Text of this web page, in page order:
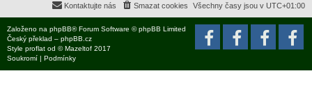
Všechny časy jsou v UTC+01:00
Smazat cookies
Kontaktujte nás
Založeno na phpBB® Forum Software © phpBB Limited
Český překlad – phpBB.cz
Style proflat od ©Mazeltof 2017
Soukromí | Podmínky